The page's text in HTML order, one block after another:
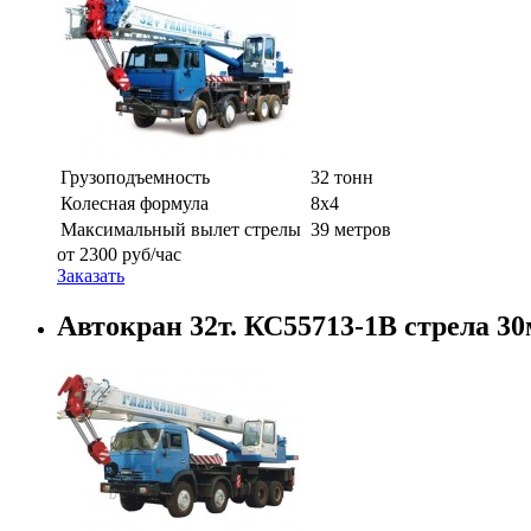
Грузоподъемность
32 тонн
Колесная формула
8х4
Максимальный вылет стрелы 39 метров
от 2300 руб/час
Заказать
Автокран 32т. КС55713-1В стрела